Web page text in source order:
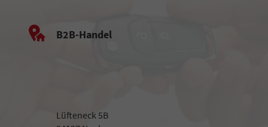
B2B-Handel
Lüfteneck 5B